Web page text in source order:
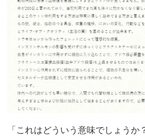
「これはどういう意味でしょうか